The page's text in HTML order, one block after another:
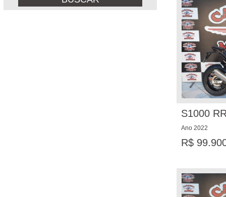
S1000
Ano 2022
R$